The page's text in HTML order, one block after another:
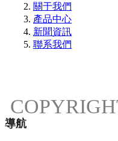
關于我們
產品中心
新聞資訊
聯系我們
導航